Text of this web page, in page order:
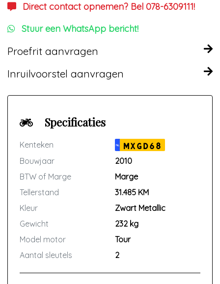
Direct contact opnemen? Bel 078-6309111!
Stuur een WhatsApp bericht!
Proefrit aanvragen
Inruilvoorstel aanvragen
Specificaties
Kenteken NL
MXGD68
Bouwjaar
2010
BTW of Marge
Marge
Tellerstand
31.485 KM
Kleur
Zwart Metallic
Gewicht
232 kg
Model motor
Tour
Aantal sleutels
2